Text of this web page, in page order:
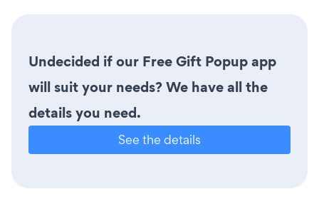
Undecided if our Free Gift Popup app
will suit your needs? We have all the
details you need.
See the details